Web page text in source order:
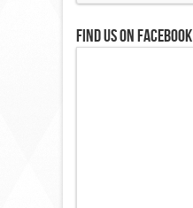
Find us on Facebook